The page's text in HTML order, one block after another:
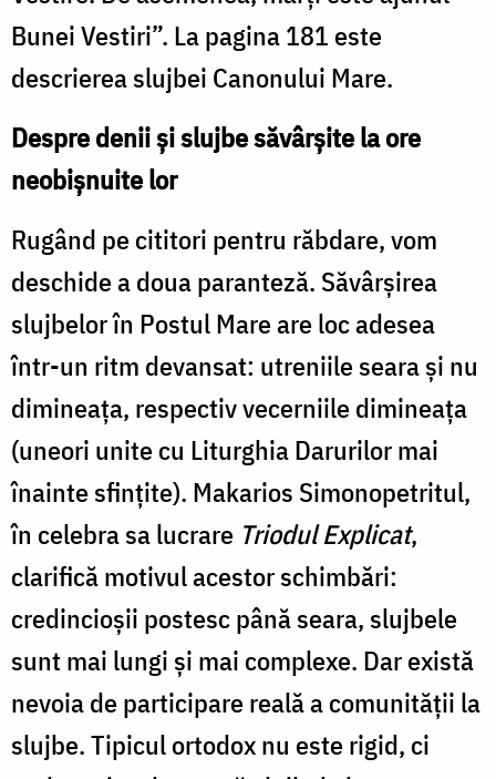
Bunei Vestiri”. La pagina 181 este
descrierea slujbei Canonului Mare.
Despre denii și slujbe săvârșite la ore
neobișnuite lor
Rugând pe cititori pentru răbdare, vom
deschide a doua paranteză. Săvârșirea
slujbelor în Postul Mare are loc adesea
într-un ritm devansat: utreniile seara și nu
dimineața, respectiv vecerniile dimineața
(uneori unite cu Liturghia Darurilor mai
înainte sfințite). Makarios Simonopetritul,
în celebra sa lucrare Triodul Explicat,
clarifică motivul acestor schimbări:
credincioșii postesc până seara, slujbele
sunt mai lungi și mai complexe. Dar există
nevoia de participare reală a comunității la
slujbe. Tipicul ortodox nu este rigid, ci